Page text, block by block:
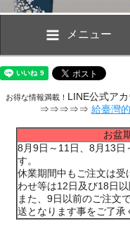
メニュー
お得な情報満載！ LINE公式ア
⇒⇒⇒⇒⇒ 給臺灣
お盆
8月9日～11日、8月13日
す。
休業期間中もご注文は受
わせ等は12日及び18日以
また、9日以前のご注文
送となります事をご了承